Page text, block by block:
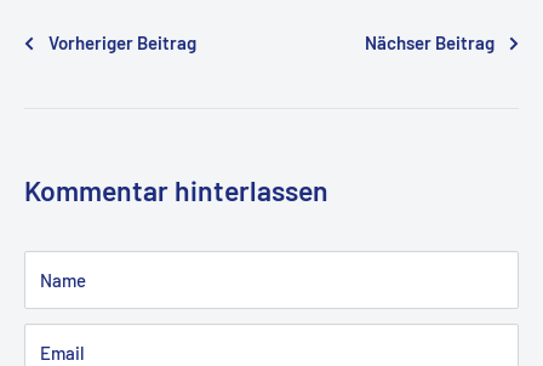
Vorheriger Beitrag Nächser Beitrag
Kommentar hinterlassen
Name
Email